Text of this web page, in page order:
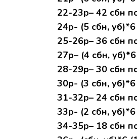
22-23р– 42 сбн
24р- (5 сбн,
25-26р– 36 сбн
27р– (4 сбн,
28-29р– 30 сбн
30р- (3 сбн,
31-32р– 24 сбн
33р- (2 сбн,
34-35р– 18 сбн